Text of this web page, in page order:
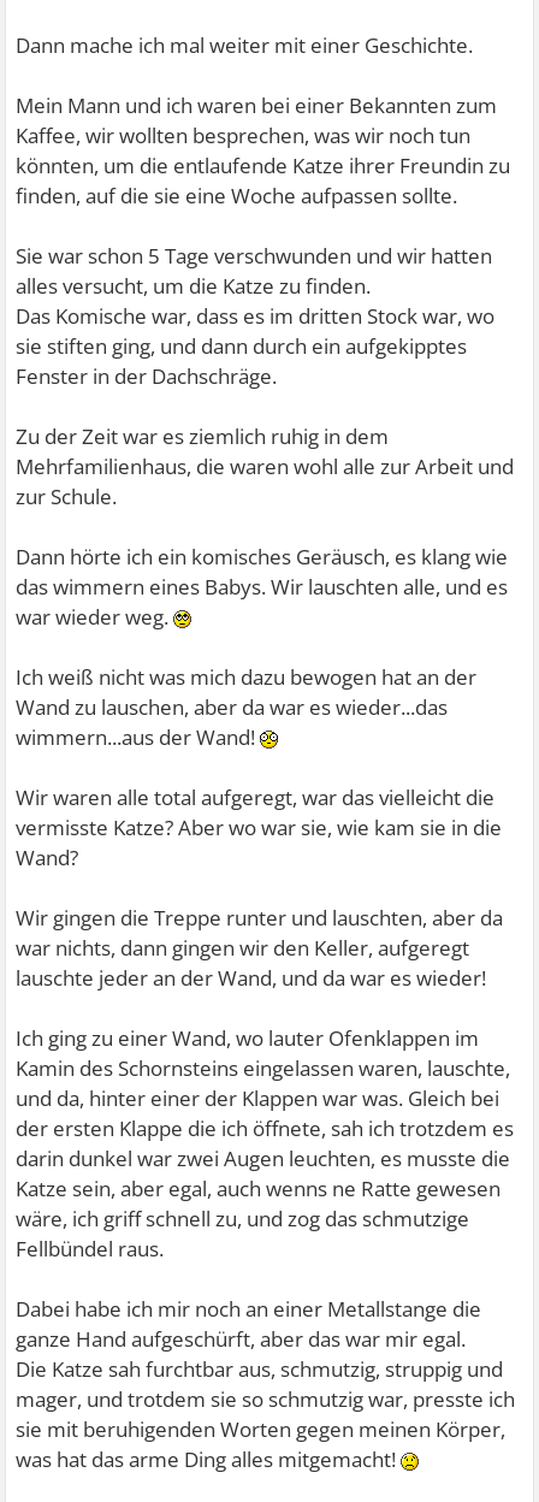
Dann mache ich mal weiter mit einer Geschichte.
Mein Mann und ich waren bei einer Bekannten zum
Kaffee, wir wollten besprechen, was wir noch tun
könnten, um die entlaufende Katze ihrer Freundin zu
finden, auf die sie eine Woche aufpassen sollte.
Sie war schon 5 Tage verschwunden und wir hatten
alles versucht, um die Katze zu finden.
Das Komische war, dass es im dritten Stock war, wo
sie stiften ging, und dann durch ein aufgekipptes
Fenster in der Dachschräge.
Zu der Zeit war es ziemlich ruhig in dem
Mehrfamilienhaus, die waren wohl alle zur Arbeit und
zur Schule.
Dann hörte ich ein komisches Geräusch, es klang wie
das wimmern eines Babys. Wir lauschten alle, und es
war wieder weg.
Ich weiß nicht was mich dazu bewogen hat an der
Wand zu lauschen, aber da war es wieder...das
wimmern...aus der Wand!
Wir waren alle total aufgeregt, war das vielleicht die
vermisste Katze? Aber wo war sie, wie kam sie in die
Wand?
Wir gingen die Treppe runter und lauschten, aber da
war nichts, dann gingen wir den Keller, aufgeregt
lauschte jeder an der Wand, und da war es wieder!
Ich ging zu einer Wand, wo lauter Ofenklappen im
Kamin des Schornsteins eingelassen waren, lauschte,
und da, hinter einer der Klappen war was. Gleich bei
der ersten Klappe die ich öffnete, sah ich trotzdem es
darin dunkel war zwei Augen leuchten, es musste die
Katze sein, aber egal, auch wenns ne Ratte gewesen
wäre, ich griff schnell zu, und zog das schmutzige
Fellbündel raus.
Dabei habe ich mir noch an einer Metallstange die
ganze Hand aufgeschürft, aber das war mir egal.
Die Katze sah furchtbar aus, schmutzig, struppig und
mager, und trotdem sie so schmutzig war, presste ich
sie mit beruhigenden Worten gegen meinen Körper,
was hat das arme Ding alles mitgemacht!